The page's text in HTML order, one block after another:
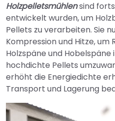
Holzpelletsmühlensind
entwickelt wurden, um
Pellets zu verarbeiten. Sie
Kompression und Hitze, um
Holzspäne und Hobelspäne
hochdichte Pellets
erhöht die Energiedichte
Transport und Lagerung